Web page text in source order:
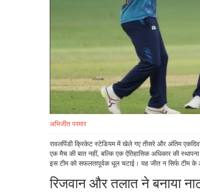
अभिजीत परमार
रावलपिंडी क्रिकेट स्टेडियम में खेले गए तीसरे और अंतिम
एक मैच की बात नहीं, बल्कि एक ऐतिहासिक अधिकार की
इस टीम को सफलतापूर्वक धूल चटाई। यह जीत न सिर्फ टीम के
रिजवान और तलात ने बनाया